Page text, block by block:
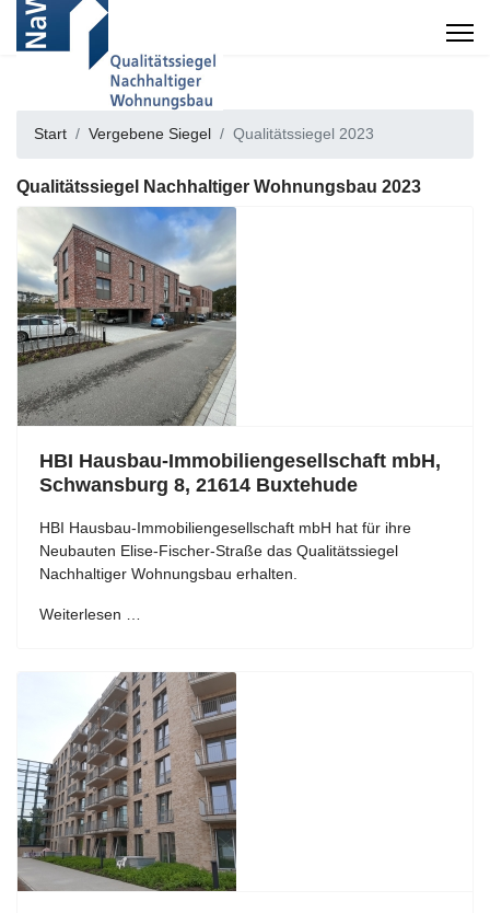
Start Vergebene Siegel Qualitätssiegel 2023
Qualitätssiegel Nachhaltiger Wohnungsbau 2023
HBI Hausbau-Immobiliengesellschaft mbH,
Schwansburg 8, 21614 Buxtehude
HBI Hausbau-Immobiliengesellschaft mbH hat für ihre
Neubauten Elise-Fischer-Straße das Qualitätssiegel
Nachhaltiger Wohnungsbau erhalten.
Weiterlesen …